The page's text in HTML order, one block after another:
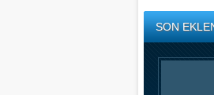
SON